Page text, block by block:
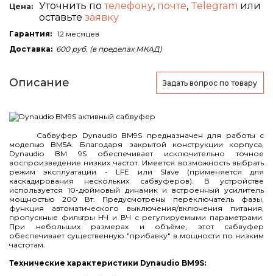
Цена:
Уточнить потелефону, почте, Telegram или
оставьте заявку
Гарантия: 12 месяцев
Доставка: 600 руб. (в пределах МКАД)
Описание Задать вопрос по товару
Сабвуфер Dynaudio BM9S предназначен для работы с
моделью BM5A. Благодаря закрытой конструкции корпуса,
Dynaudio BM 9S обеспечивает исключительно точное
воспроизведение низких частот. Имеется возможность выбрать
режим эксплуатации - LFE или Slave (применяется для
каскадирования нескольких сабвуферов). В устройстве
используется 10-дюймовый динамик и встроенный усилитель
мощностью 200 Вт. Предусмотрены переключатель фазы,
функция автоматического выключения/включения питания,
пропускные фильтры НЧ и ВЧ с регулируемыми параметрами.
При небольших размерах и объёме, этот сабвуфер
обеспечивает существенную "прибавку" в мощности по низким
частотам.
Технические характеристики Dynaudio BM9S: